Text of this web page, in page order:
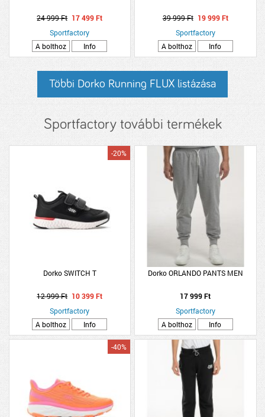
24 999 Ft 17 499 Ft
Sportfactory
A bolthoz
Info
39 999 Ft 19 999 Ft
Sportfactory
A bolthoz
Info
Többi Dorko Running FLUX listázása
Sportfactory további termékek
Dorko SWITCH T
-20%
12 999 Ft 10 399 Ft
Sportfactory
A bolthoz
Info
Dorko ORLANDO PANTS MEN
17 999 Ft
Sportfactory
A bolthoz
Info
-40%